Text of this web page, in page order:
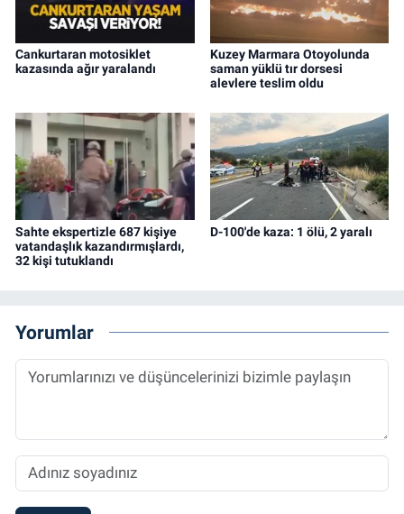
Cankurtaran motosiklet
kazasında ağır yaralandı
Kuzey Marmara Otoyolunda
saman yüklü tır dorsesi
alevlere teslim oldu
Sahte ekspertizle 687 kişiye
vatandaşlık kazandırmışlardı,
32 kişi tutuklandı
D-100'de kaza: 1 ölü, 2 yaralı
Yorumlar